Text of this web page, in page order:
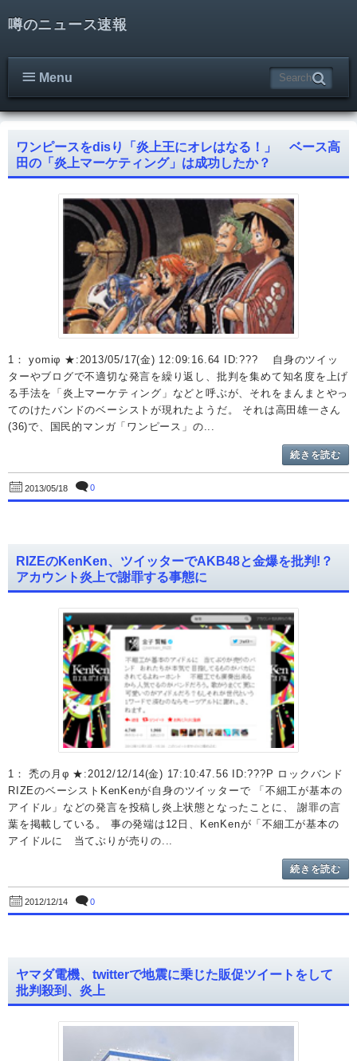
噂のニュース速報
Menu
ワンピースをdisり「炎上王にオレはなる！」 ベース高
田の「炎上マーケティング」は成功したか？
1： yomiφ ★:2013/05/17(金) 12:09:16.64 ID:??? 自身のツイッ
ターやブログで不適切な発言を繰り返し、批判を集めて知名度を上げ
る手法を「炎上マーケティング」などと呼ぶが、それをまんまとやっ
てのけたバンドのベーシストが現れたようだ。 それは高田雄一さん
(36)で、国民的マンガ「ワンピース」の...
続きを読む
2013/05/18 0
RIZEのKenKen、ツイッターでAKB48と金爆を批判!？
アカウント炎上で謝罪する事態に
1： 禿の月φ ★:2012/12/14(金) 17:10:47.56 ID:???P ロックバンド
RIZEのベーシストKenKenが自身のツイッターで 「不細工が基本の
アイドル」などの発言を投稿し炎上状態となったことに、 謝罪の言
葉を掲載している。 事の発端は12日、KenKenが「不細工が基本の
アイドルに 当てぶりが売りの...
続きを読む
2012/12/14 0
ヤマダ電機、twitterで地震に乗じた販促ツイートをして
批判殺到、炎上